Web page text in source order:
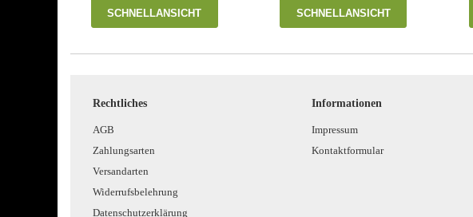
SCHNELLANSICHT SCHNELLANSICHT
Rechtliches
AGB
Zahlungsarten
Versandarten
Widerrufsbelehrung
Datenschutzerklärung
Informationen
Impressum
Kontaktformular